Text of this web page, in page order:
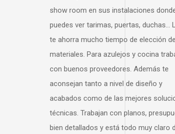
show room en sus instalaciones donde
puedes ver tarimas, puertas, duchas... Lo que
te ahorra mucho tiempo de elección de
materiales. Para azulejos y cocina trabajan
con buenos proveedores. Además te
aconsejan tanto a nivel de diseño y
acabados como de las mejores soluciones
técnicas. Trabajan con planos, presupuestos
bien detallados y está todo muy claro desde